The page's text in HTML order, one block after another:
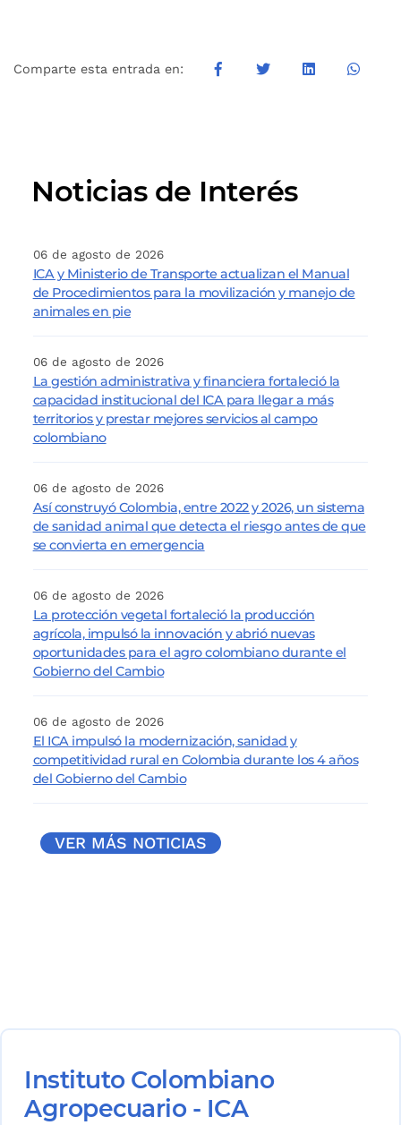
Comparte esta entrada en:
Noticias de Interés
06 de agosto de 2026
ICA y Ministerio de Transporte actualizan el Manual
de Procedimientos para la movilización y manejo de
animales en pie
06 de agosto de 2026
La gestión administrativa y financiera fortaleció la
capacidad institucional del ICA para llegar a más
territorios y prestar mejores servicios al campo
colombiano
06 de agosto de 2026
Así construyó Colombia, entre 2022 y 2026, un sistema
de sanidad animal que detecta el riesgo antes de que
se convierta en emergencia
06 de agosto de 2026
La protección vegetal fortaleció la producción
agrícola, impulsó la innovación y abrió nuevas
oportunidades para el agro colombiano durante el
Gobierno del Cambio
06 de agosto de 2026
El ICA impulsó la modernización, sanidad y
competitividad rural en Colombia durante los 4 años
del Gobierno del Cambio
VER MÁS NOTICIAS
Instituto Colombiano
Agropecuario - ICA